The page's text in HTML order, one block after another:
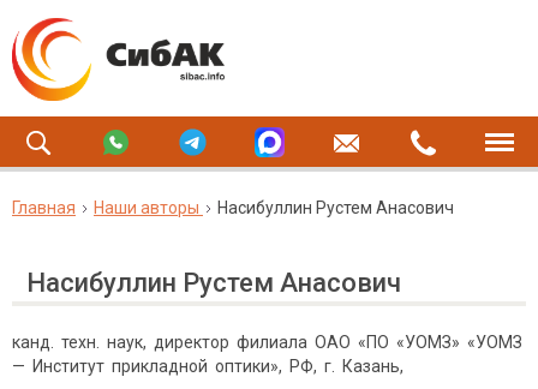
Главная Наши авторы Насибуллин Рустем Анасович
Насибуллин Рустем Анасович
канд. техн. наук, директор филиала ОАО «ПО «УОМЗ» «УОМЗ
— Институт прикладной оптики», РФ, г. Казань,